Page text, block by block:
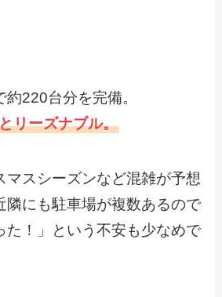
220台分を完備。
リーズナブル。
マスシーズンなど混雑が予想
隣にも駐車場が複数あるので
た！」という不安も少なめで